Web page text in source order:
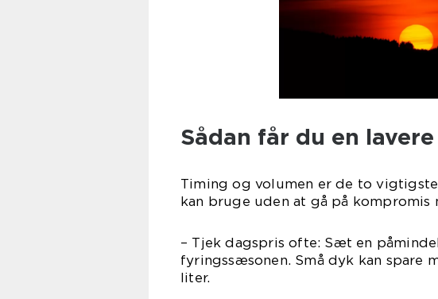
Sådan får du en
Timing og volumen er de to
kan bruge uden at gå på
– Tjek dagspris ofte: Sæt en
fyringssæsonen. Små dyk kan spare
liter.